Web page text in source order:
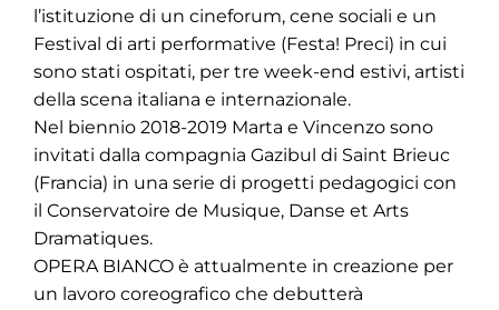
l’istituzione di un cineforum, cene sociali e un
Festival di arti performative (Festa! Preci) in cui
sono stati ospitati, per tre week-end estivi, artisti
della scena italiana e internazionale.
Nel biennio 2018-2019 Marta e Vincenzo sono
invitati dalla compagnia Gazibul di Saint Brieuc
(Francia) in una serie di progetti pedagogici con
il Conservatoire de Musique, Danse et Arts
Dramatiques.
OPERA BIANCO è attualmente in creazione per
un lavoro coreografico che debutterà